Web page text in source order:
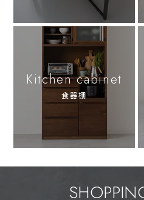
Kitchen cabinet
食器棚